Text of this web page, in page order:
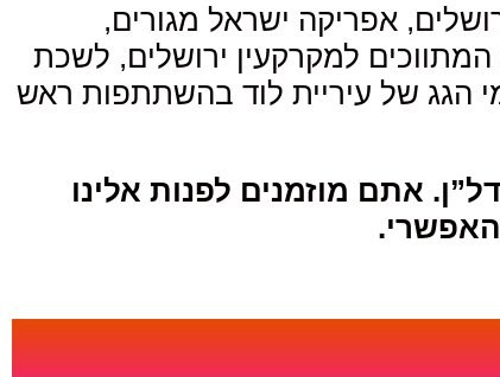
אפריקה ישראל מגורים,
למקרקעין ירושלים, לשכת
הגג של עיריית לוד בהשתתפות ראש
אתם מוזמנים לפנות אלינו